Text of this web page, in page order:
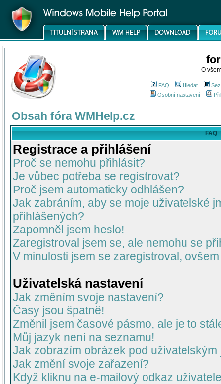
O
FAQ Hledat
Osobní nastavení
Obsah fóra WMHelp.cz
FAQ
Registrace a přihlášení
Proč se nemohu přihlásit?
Je vůbec potřeba se registrovat?
Proč jsem automaticky odhlášen?
Jak zabráním, aby se moje uživatelské
přihlášených?
Zapomněl jsem heslo!
Zaregistroval jsem se, ale nemohu se
V minulosti jsem se zaregistroval,
Uživatelská nastavení
Jak změním svoje nastavení?
Časy jsou špatně!
Změnil jsem časové pásmo, ale je to
Můj jazyk není na seznamu!
Jak zobrazím obrázek pod uživatelským
Jak změní svoje zařazení?
Když kliknu na e-mailový odkaz